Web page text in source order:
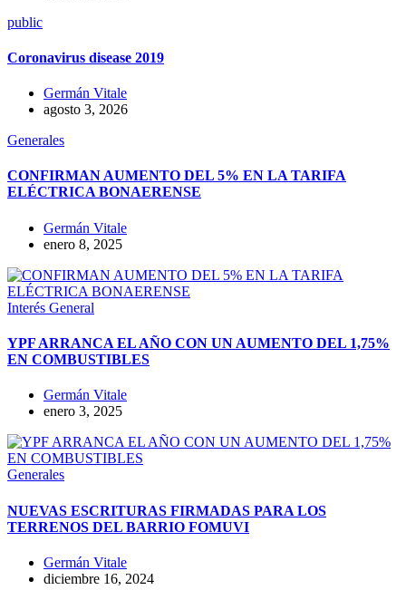
public
Coronavirus disease 2019
Germán Vitale
agosto 3, 2026
Generales
CONFIRMAN AUMENTO DEL 5% EN LA TARIFA
ELÉCTRICA BONAERENSE
Germán Vitale
enero 8, 2025
Interés General
YPF ARRANCA EL AÑO CON UN AUMENTO DEL 1,75%
EN COMBUSTIBLES
Germán Vitale
enero 3, 2025
Generales
NUEVAS ESCRITURAS FIRMADAS PARA LOS
TERRENOS DEL BARRIO FOMUVI
Germán Vitale
diciembre 16, 2024